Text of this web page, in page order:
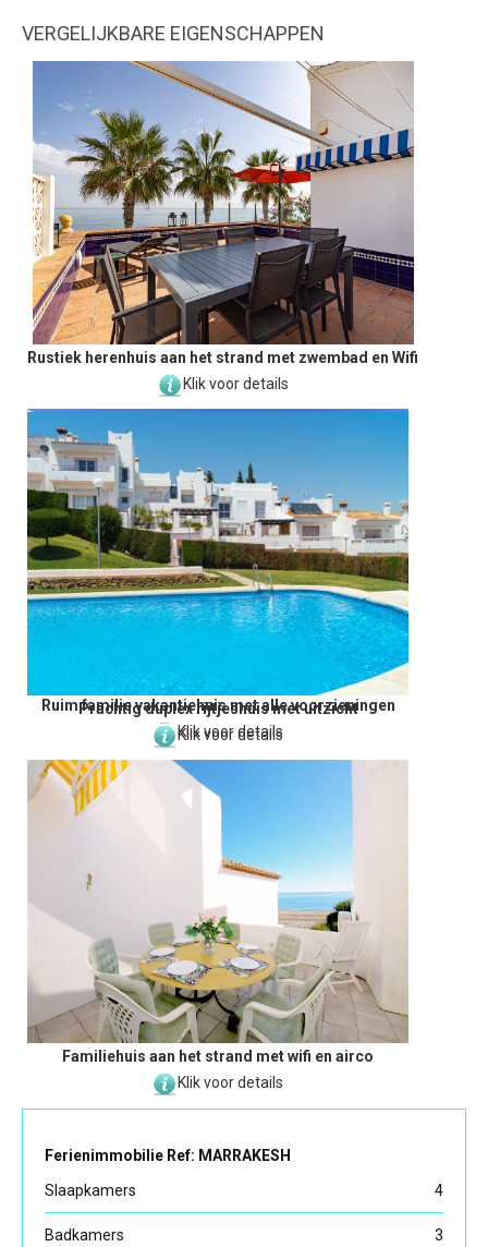
VERGELIJKBARE EIGENSCHAPPEN
Rustiek herenhuis aan het strand met zwembad en Wifi
Klik voor details
Ruim familie vakantiehuis met alle voorzieningen
Klik voor details
Prachtig duplex rijtjeshuis met uitzicht
Klik voor details
Familiehuis aan het strand met wifi en airco
Klik voor details
Ferienimmobilie Ref: MARRAKESH
Slaapkamers
4
Badkamers 3